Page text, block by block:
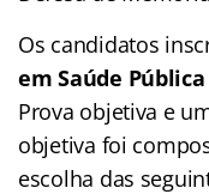
Os candidatos
em Saúde Pública
Prova objetiva e
objetiva foi
escolha das